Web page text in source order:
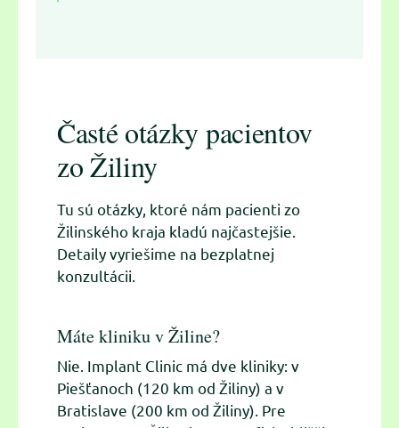
Časté otázky pacientov
zo Žiliny
Tu sú otázky, ktoré nám pacienti zo
Žilinského kraja kladú najčastejšie.
Detaily vyriešime na bezplatnej
konzultácii.
Máte kliniku v Žiline?
Nie. Implant Clinic má dve kliniky: v
Piešťanoch (120 km od Žiliny) a v
Bratislave (200 km od Žiliny). Pre